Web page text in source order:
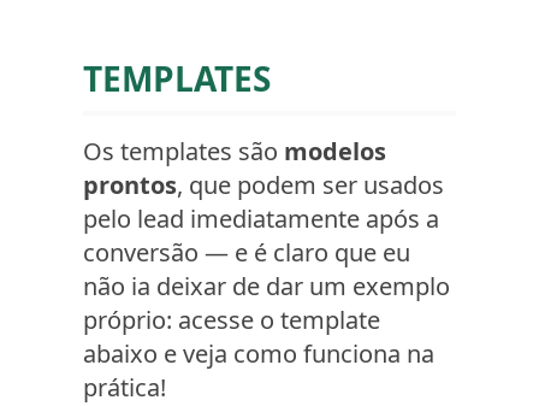
TEMPLATES
Os templates são modelos
prontos, que podem ser usados
pelo lead imediatamente após a
conversão — e é claro que eu
não ia deixar de dar um exemplo
próprio: acesse o template
abaixo e veja como funciona na
prática!